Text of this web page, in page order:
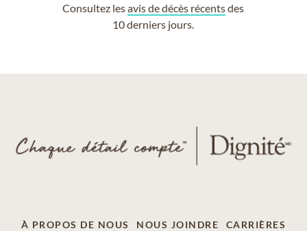
Consultez lesavis de décès récentsdes
10 derniers jours.
À PROPOS DE NOUS NOUS JOINDRE
CARRIÈRES